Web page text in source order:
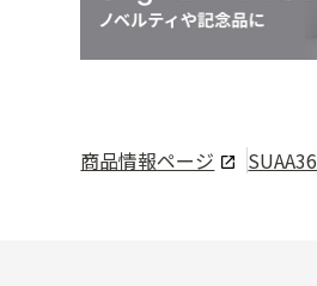
商品情報ページ SUAA36